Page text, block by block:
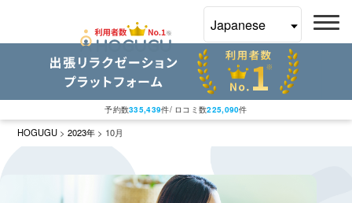
予約数335,439件/ ロコミ数225,090件
HOGUGU >2023年 > 10月